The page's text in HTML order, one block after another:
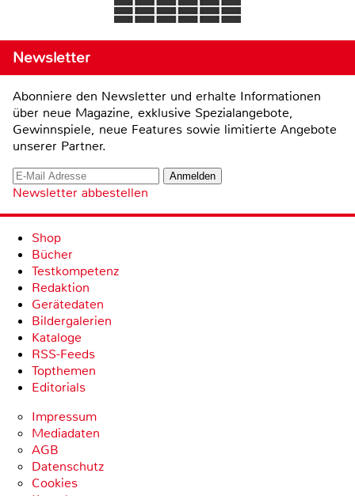
Newsletter
Abonniere den Newsletter und erhalte Informationen
über neue Magazine, exklusive Spezialangebote,
Gewinnspiele, neue Features sowie limitierte Angebote
unserer Partner.
Newsletter abbestellen
Shop
Bücher
Testkompetenz
Redaktion
Gerätedaten
Bildergalerien
Kataloge
RSS-Feeds
Topthemen
Editorials
Impressum
Mediadaten
AGB
Datenschutz
Cookies